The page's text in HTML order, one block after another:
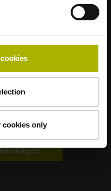
cookies only